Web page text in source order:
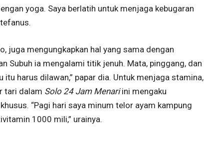
yoga. Saya berlatih untuk menjaga kebugaran
juga mengungkapkan hal yang sama dengan
Subuh ia mengalami titik jenuh. Mata, pinggang, dan
itu harus dilawan,” papar dia. Untuk menjaga stamina,
tari dalam Solo 24 Jam Menariini mengaku
“Pagi hari saya minum telor ayam kampung
1000 mili,” urainya.